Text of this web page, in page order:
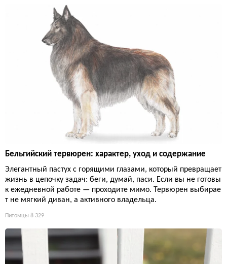
Бельгийский тервюрен: характер, уход и содержание
Элегантный пастух с горящими глазами, который превращает
жизнь в цепочку задач: беги, думай, паси. Если вы не готовы
к ежедневной работе — проходите мимо. Тервюрен выбирае
т не мягкий диван, а активного владельца.
Питомцы 8 329